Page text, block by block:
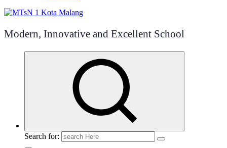
Modern, Innovative and Excellent School
Search for: